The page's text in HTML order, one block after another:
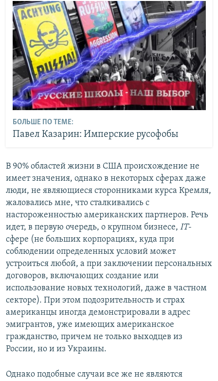
БОЛЬШЕ ПО ТЕМЕ:
Павел Казарин: Имперские русофобы
В 90% областей жизни в США происхождение не
имеет значения, однако в некоторых сферах даже
люди, не являющиеся сторонниками курса Кремля,
жаловались мне, что сталкивались с
настороженностью американских партнеров. Речь
идет, в первую очередь, о крупном бизнесе, IT-
сфере (не больших корпорациях, куда при
соблюдении определенных условий может
устроиться любой, а при заключении персональных
договоров, включающих создание или
использование новых технологий, даже в частном
секторе). При этом подозрительность и страх
американцы иногда демонстрировали в адрес
эмигрантов, уже имеющих американское
гражданство, причем не только выходцев из
России, но и из Украины.
Однако подобные случаи все же не являются